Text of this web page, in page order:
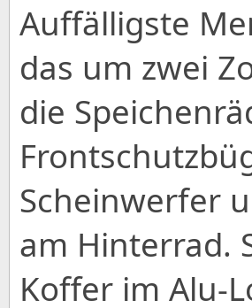
Auffälligste
das um zwei
die
Scheinwerfer
am Hinterrad.
Koffer im Alu-